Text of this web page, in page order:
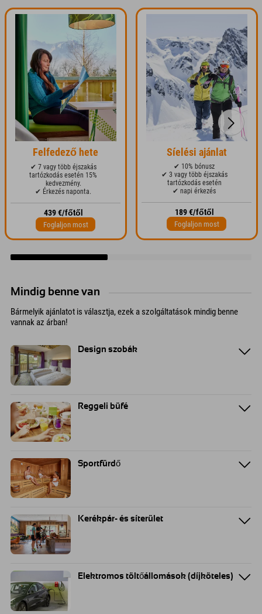
Felfedező hete
✔ 7 vagy több éjszakás
tartózkodás esetén 15%
kedvezmény.
✔ Érkezés naponta.
439 €/főtől
Foglaljon most
Síelési ajánlat
✔ 10% bónusz
✔ 3 vagy több éjszakás
tartózkodás esetén
✔ napi érkezés
189 €/főtől
Foglaljon most
Mindig benne van
Bármelyik ajánlatot is választja, ezek a szolgáltatások mindig benne
vannak az árban!
Design szobák
Reggeli büfé
Sportfürdő
Kerékpár- és síterület
Elektromos töltőállomások (díjköteles)